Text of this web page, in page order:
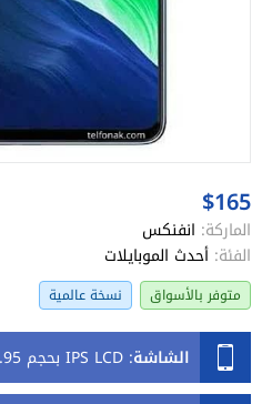
$165
الماركة: انفنكس
الفئة: أحدث الموبايلات
متوفر بالأسواق نسخة عالمية
الشاشة: IPS LCD بحجم 6.95 بوصة بدقة FHD+